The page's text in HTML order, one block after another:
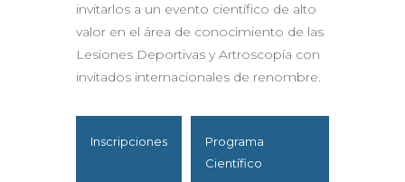
invitarlos a un evento científico de alto
valor en el área de conocimiento de las
Lesiones Deportivas y Artroscopía con
invitados internacionales de renombre.
Inscripciones
Programa
Científico